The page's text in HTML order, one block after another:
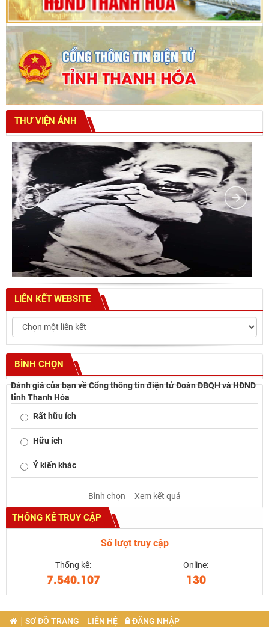
THƯ VIỆN ẢNH
LIÊN KẾT WEBSITE
BÌNH CHỌN
Đánh giá của bạn về Cổng thông tin điện tử Đoàn ĐBQH và HĐND
tỉnh Thanh Hóa
Rất hữu ích
Hữu ích
Ý kiến khác
Bình chọn Xem kết quả
THỐNG KÊ TRUY CẬP
Số lượt truy cập
Thống kê:
7.540.107
Online:
130
SƠ ĐỒ TRANG LIÊN HỆ ĐĂNG NHẬP